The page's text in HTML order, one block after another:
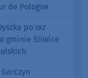
de Pologne
po raz
gminie Śliwice